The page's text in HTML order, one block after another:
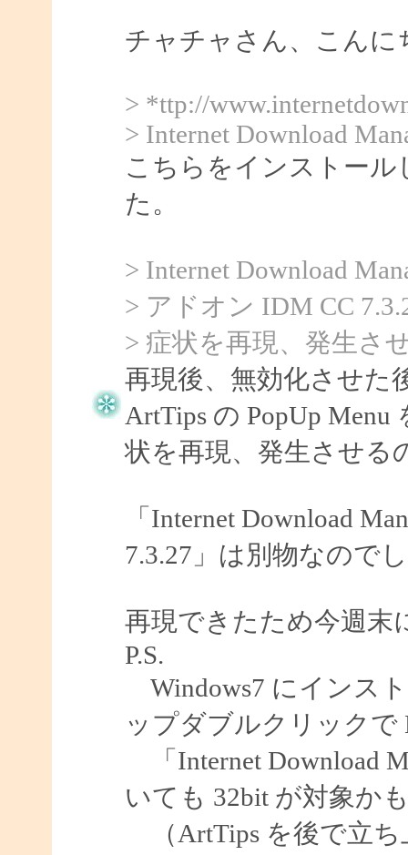
チャチャさん、こんに
> *ttp://
> Internet Download
こちらをインストー
た。
> Internet Download
> アドオン IDM CC
> 症状を再現、発生さ
再現後、無効化させた
ArtTips の PopUp
状を再現、発生させる
「Internet Download
7.3.27」は別物なので
再現できたため今週末
P.S.
Windows7 にインス
ップダブルクリックで
「Internet Download
いても 32bit が対象か
（ArtTips を後で立